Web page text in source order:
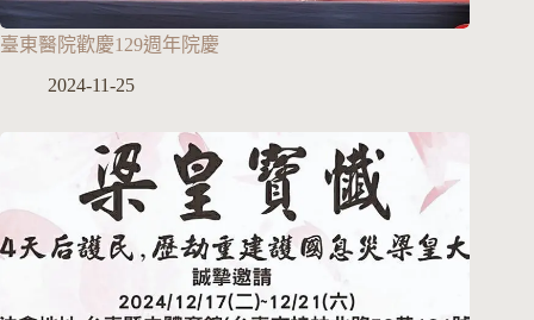
臺東醫院歡慶129週年院慶
2024-11-25